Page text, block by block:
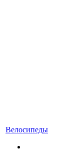
Велосипеды